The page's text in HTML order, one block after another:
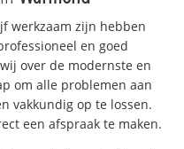
werkzaam zijn hebben
en goed
over de modernste en
om alle problemen aan
vakkundig op te lossen.
een afspraak te maken.